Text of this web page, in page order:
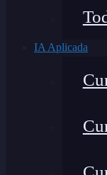
IA Aplicada